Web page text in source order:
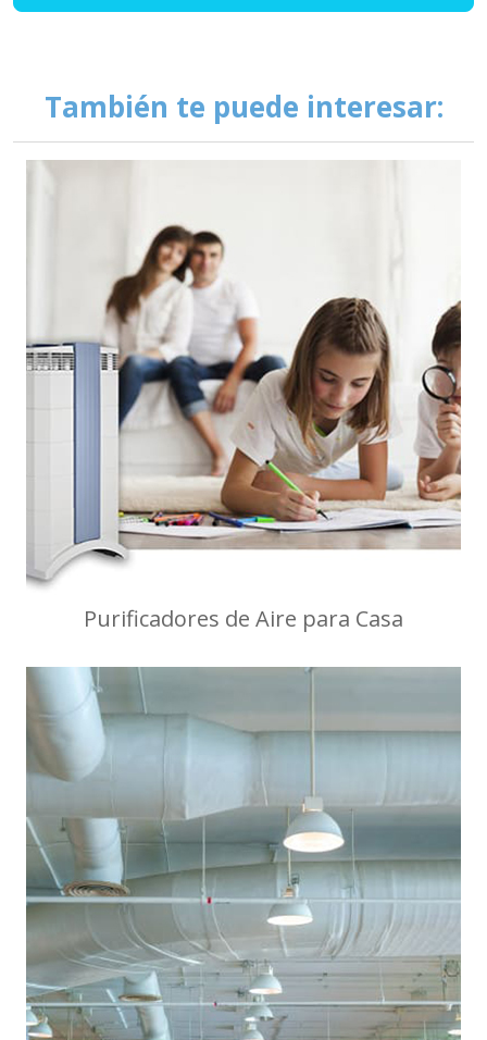
También te puede interesar:
Purificadores de Aire para Casa